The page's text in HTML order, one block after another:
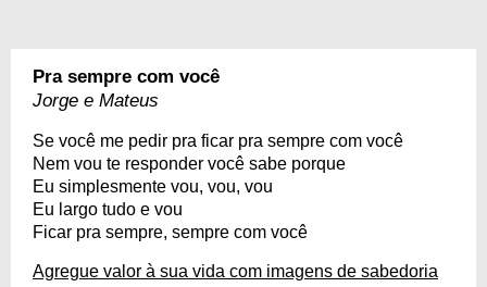
Pra sempre com você
Jorge e Mateus
Se você me pedir pra ficar pra sempre com você
Nem vou te responder você sabe porque
Eu simplesmente vou, vou, vou
Eu largo tudo e vou
Ficar pra sempre, sempre com você
Agregue valor à sua vida com imagens de sabedoria